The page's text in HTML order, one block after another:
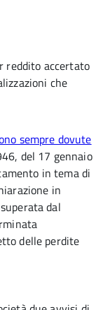
reddito accertato
che
del 17 gennaio
in tema di
in
dal
delle perdite